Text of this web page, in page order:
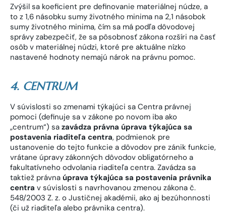
Zvýšil sa koeficient pre definovanie materiálnej núdze, a
to z 1,6 násobku sumy životného minima na 2,1 násobok
sumy životného minima, čím sa má podľa dôvodovej
správy zabezpečiť, že sa pôsobnosť zákona rozšíri na časť
osôb v materiálnej núdzi, ktoré pre aktuálne nízko
nastavené hodnoty nemajú nárok na právnu pomoc.
4. CENTRUM
V súvislosti so zmenami týkajúci sa Centra právnej
pomoci (definuje sa v zákone po novom iba ako
„centrum“) sa zavádza právna úprava týkajúca sa
postavenia riaditeľa centra, podmienok pre
ustanovenie do tejto funkcie a dôvodov pre zánik funkcie,
vrátane úpravy zákonných dôvodov obligatórneho a
fakultatívneho odvolania riaditeľa centra. Zavádza sa
taktiež právna úprava týkajúca sa postavenia právnika
centra v súvislosti s navrhovanou zmenou zákona č.
548/2003 Z. z. o Justičnej akadémii, ako aj bezúhonnosti
(či už riaditeľa alebo právnika centra).